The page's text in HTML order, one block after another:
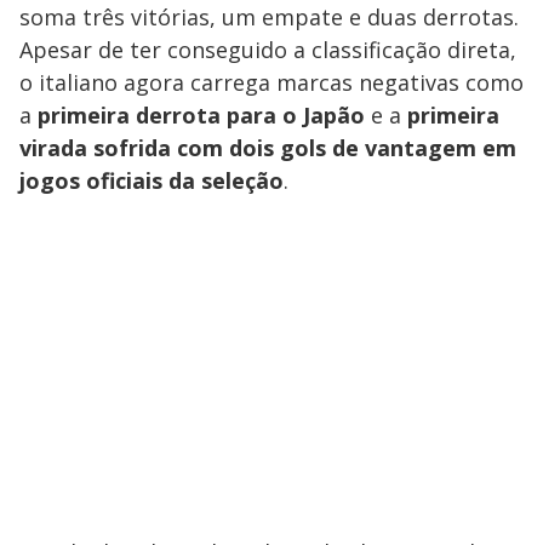
soma três vitórias, um empate e duas derrotas.
Apesar de ter conseguido a classificação direta,
o italiano agora carrega marcas negativas como
a primeira derrota para o Japão e a primeira
virada sofrida com dois gols de vantagem em
jogos oficiais da seleção.